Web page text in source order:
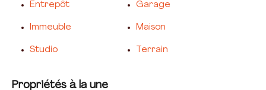
Entrepôt Garage
Immeuble Maison
Studio Terrain
Propriétés à la une